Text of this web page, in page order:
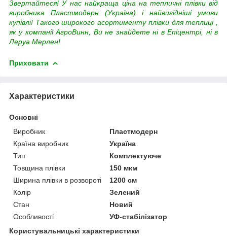
Звертайтеся!У нас найкраща ціна на тепличні плівки від
виробника Пластмодерн (Україна) і найвигідніші умови
купівлі! Такого широкого асортименту плівки для теплиці
як у компанії АгроВинн, Ви не знайдете ні в Епіцентрі, ні в
Леруа Мерлен!
Приховати
Характеристики
Основні
Виробник
Пластмодерн
Країна виробник
Україна
Тип
Комплектуюче
Товщина плівки
150 мкм
Ширина плівки в розвороті
1200 см
Колір
Зелений
Стан
Новий
Особливості
УФ-стабілізатор
Користувальницькі характеристики